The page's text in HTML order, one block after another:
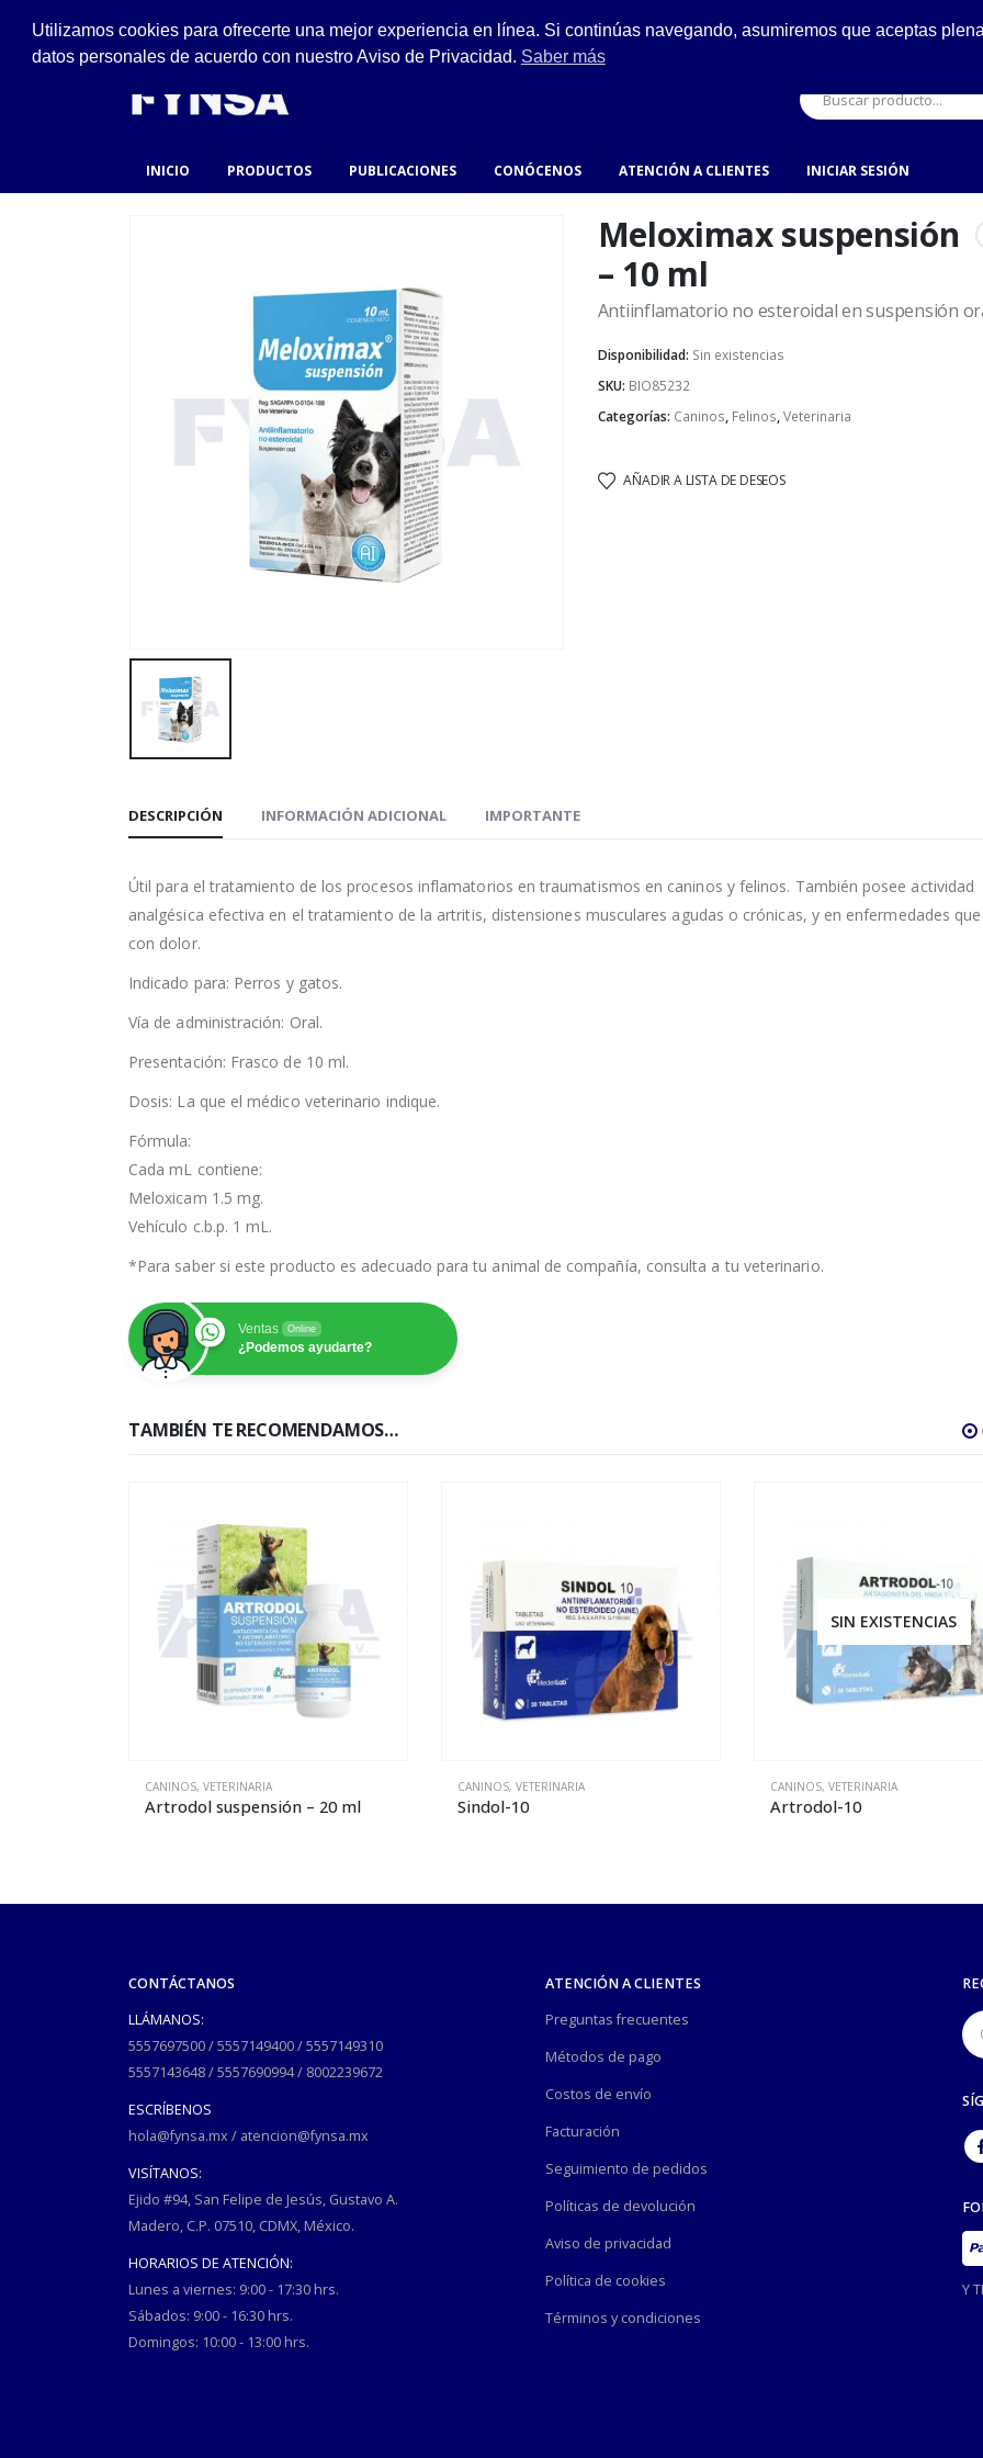
Ejido #94, San Felipe de Jesús, Gustavo A. Madero. hola@fynsa.mx
INICIO PRODUCTOS PUBLICACIONES CONÓCENOS ATENCIÓN A CLIENTES INICIAR SESIÓN
Meloximax suspensión
– 10 ml
Antiinflamatorio no esteroidal en suspensión
Disponibilidad: Sin existencias
SKU: BIO85232
Categorías: Caninos, Felinos,Veterinaria
AÑADIR A LISTA DE DESEOS
DESCRIPCIÓN INFORMACIÓN ADICIONAL IMPORTANTE
Útil para el tratamiento de los procesos inflamatorios en traumatismos en caninos y felinos. También posee actividad
analgésica efectiva en el tratamiento de la artritis, distensiones musculares agudas o crónicas, y en enfermedades
con dolor.
Indicado para: Perros y gatos.
Vía de administración: Oral.
Presentación: Frasco de 10 ml.
Dosis: La que el médico veterinario indique.
Fórmula:
Cada mL contiene:
Meloxicam 1.5 mg.
Vehículo c.b.p. 1 mL.
*Para saber si este producto es adecuado para tu animal de compañía, consulta a tu veterinario.
Ventas Online
¿Podemos ayudarte?
TAMBIÉN TE RECOMENDAMOS…
CANINOS, VETERINARIA
Sindol-10
SIN EXISTENCIAS
CANINOS, VETERINARIA
Artrodol-10
SIN EXISTENCIAS
CANINOS, VETERINARIA
Sindol – 30 ml
CONTÁCTANOS
LLÁMANOS:
5557697500/5557149400/5557149310
5557143648/5557690994/ 8002239672
ESCRÍBENOS
hola@fynsa.mx / atencion@fynsa.mx
VISÍTANOS:
Ejido #94, San Felipe de Jesús, Gustavo A.
Madero, C.P. 07510, CDMX, México.
HORARIOS DE ATENCIÓN:
Lunes a viernes: 9:00 - 17:30 hrs.
Sábados: 9:00 - 16:30 hrs.
Domingos: 10:00 - 13:00 hrs.
ATENCIÓN A CLIENTES
Preguntas frecuentes
Métodos de pago
Costos de envío
Facturación
Seguimiento de pedidos
Políticas de devolución
Aviso de privacidad
Política de cookies
Términos y condiciones
Y
Utilizamos cookies para ofrecerte una mejor experiencia en línea. Si continúas navegando, asumiremos que aceptas
datos personales de acuerdo con nuestro Aviso de Privacidad. Saber más